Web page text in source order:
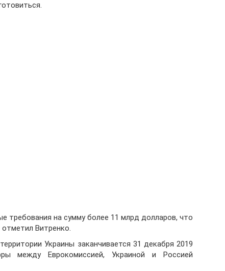
на сумму более 11 млрд долларов, что
Витренко.
Украины заканчивается 31 декабря 2019
между Еврокомиссией, Украиной и Россией